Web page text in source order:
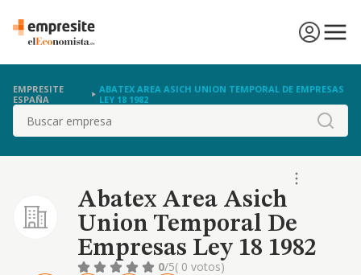
EMPRESITE
ESPAÑA
ABATEX AREA ASICH UNION TEMPORAL DE EMPRESAS
LEY 18 1982
Buscar
Abatex Area Asich
Union Temporal De
Empresas Ley 18 1982
0/5( 0 votos)